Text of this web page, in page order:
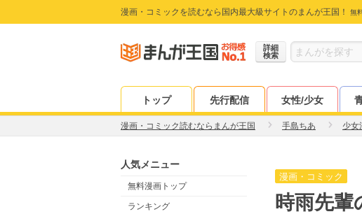
漫画・コミックを読むなら国内最大級サイトのまんが王国！ 無
詳細
検索
トップ 先行配信 女性/少女
漫画・コミック読むならまんが王国 手島ちあ 少女
人気メニュー
無料漫画トップ
ランキング
漫画・コミック
時雨先輩